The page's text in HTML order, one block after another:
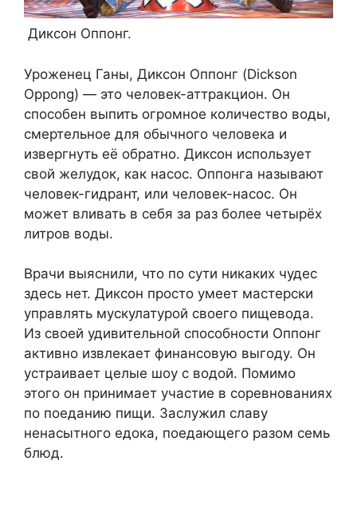
Диксон Оппонг.
Уроженец Ганы, Диксон Оппонг (Dickson
Oppong) — это человек-аттракцион. Он
способен выпить огромное количество воды,
смертельное для обычного человека и
извергнуть её обратно. Диксон использует
свой желудок, как насос. Оппонга называют
человек-гидрант, или человек-насос. Он
может вливать в себя за раз более четырёх
литров воды.
Врачи выяснили, что по сути никаких чудес
здесь нет. Диксон просто умеет мастерски
управлять мускулатурой своего пищевода.
Из своей удивительной способности Оппонг
активно извлекает финансовую выгоду. Он
устраивает целые шоу с водой. Помимо
этого он принимает участие в соревнованиях
по поеданию пищи. Заслужил славу
ненасытного едока, поедающего разом семь
блюд.